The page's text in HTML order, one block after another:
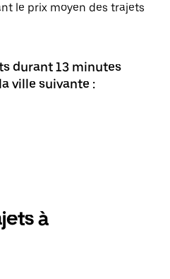
le prix moyen des trajets
durant 13 minutes
ville suivante :
à